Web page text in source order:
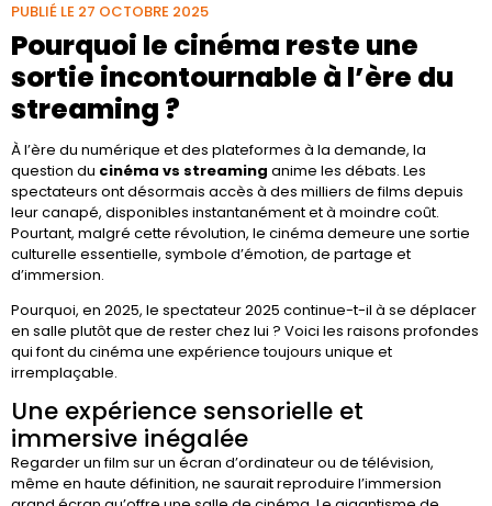
PUBLIÉ LE 27 OCTOBRE 2025
Pourquoi le cinéma reste une
sortie incontournable à l’ère du
streaming ?
À l’ère du numérique et des plateformes à la demande, la
question du cinéma vs streaming anime les débats. Les
spectateurs ont désormais accès à des milliers de films depuis
leur canapé, disponibles instantanément et à moindre coût.
Pourtant, malgré cette révolution, le cinéma demeure une sortie
culturelle essentielle, symbole d’émotion, de partage et
d’immersion.
Pourquoi, en 2025, le spectateur 2025 continue-t-il à se déplacer
en salle plutôt que de rester chez lui ? Voici les raisons profondes
qui font du cinéma une expérience toujours unique et
irremplaçable.
Une expérience sensorielle et
immersive inégalée
Regarder un film sur un écran d’ordinateur ou de télévision,
même en haute définition, ne saurait reproduire l’immersion